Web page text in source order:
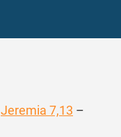
Jeremia 7,13 –